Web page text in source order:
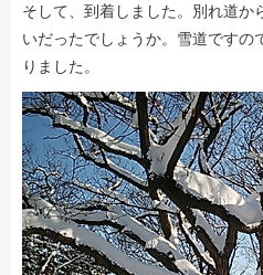
そして、到着しました。別れ道か
いだったでしょうか。雪道ですの
りました。